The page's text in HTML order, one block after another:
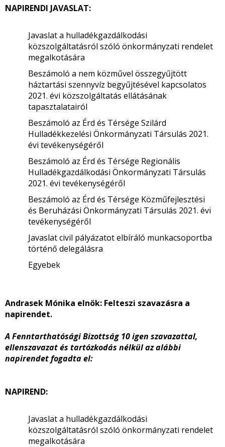
NAPIRENDI JAVASLAT:
Javaslat a hulladékgazdálkodási
közszolgáltatásról szóló önkormányzati rendelet
megalkotására
Beszámoló a nem közművel összegyűjtött
háztartási szennyvíz begyűjtésével kapcsolatos
2021. évi közszolgáltatás ellátásának
tapasztalatairól
Beszámoló az Érd és Térsége Szilárd
Hulladékkezelési Önkormányzati Társulás 2021.
évi tevékenységéről
Beszámoló az Érd és Térsége Regionális
Hulladékgazdálkodási Önkormányzati Társulás
2021. évi tevékenységéről
Beszámoló az Érd és Térsége Közműfejlesztési
és Beruházási Önkormányzati Társulás 2021. évi
tevékenységéről
Javaslat civil pályázatot elbíráló munkacsoportba
történő delegálásra
Egyebek
Andrasek Mónika elnök: Felteszi szavazásra a
napirendet.
A Fenntarthatósági Bizottság 10 igen szavazattal,
ellenszavazat és tartózkodás nélkül az alábbi
napirendet fogadta el:
NAPIREND:
Javaslat a hulladékgazdálkodási
közszolgáltatásról szóló önkormányzati rendelet
megalkotására